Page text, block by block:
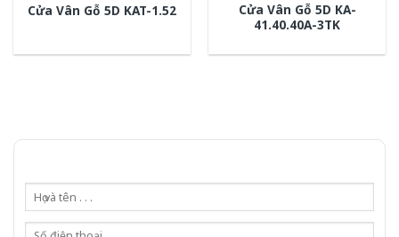
Cửa Vân Gỗ 5D KAT-1.52
Cửa Vân Gỗ 5D KA-
41.40.40A-3TK